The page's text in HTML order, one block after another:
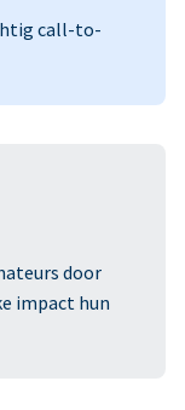
call-to-
door
impact hun